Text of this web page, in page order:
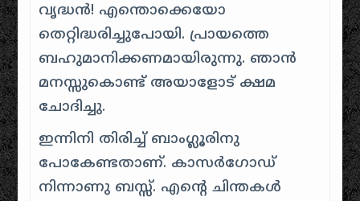
വൃദ്ധന്‍! എന്തൊക്കെയോ
തെറ്റിദ്ധരിച്ചുപോയി. പ്രായത്തെ
ബഹുമാനിക്കണമായിരുന്നു. ഞാന്‍
മനസ്സുകൊണ്ട് അയാളോട് ക്ഷമ
ചോദിച്ചു.
ഇന്നിനി തിരിച്ച് ബാംഗ്ലൂരിനു
പോകേണ്ടതാണ്‌. കാസര്‍ഗോഡ്
നിന്നാണു ബസ്സ്. എന്റെ ചിന്തകള്‍